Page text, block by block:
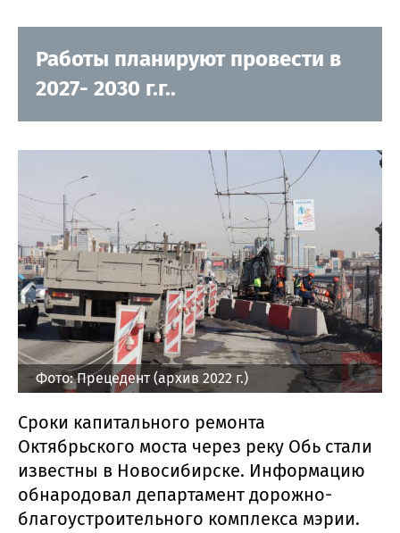
Работы планируют провести в
2027- 2030 г.г..
Фото: Прецедент (архив 2022 г.)
Сроки капитального ремонта
Октябрьского моста через реку Обь стали
известны в Новосибирске. Информацию
обнародовал департамент дорожно-
благоустроительного комплекса мэрии.